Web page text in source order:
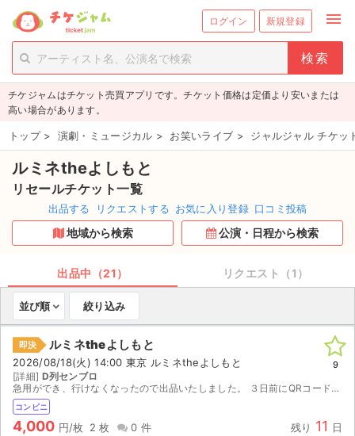
ログイン 新規登録 menu
person_add 新規会員登録
チケットを探す
新着チケット
値下げしたチケット
都道府県からチケットを探す
もうすぐ開催のチケット
チケットのリクエスト一覧
取扱チケット
ライブ・コンサート（国内）
ライブ・コンサート（海外）
イベント
チケジャムはチケット売買アプリです。チケット価格は定価より安いまたは
高い場合があります。
トップ > 演劇・ミュージカル > お笑いライブ > ジャルジャル チケッ
ルミネtheよしもと
リセールチケット一覧
出品する リクエストする お気に入り登録 口コミ投稿
地域から検索 公演・日程から検索
出品中（21） リクエスト（1）
並び順 絞り込み
即決 ルミネtheよしもと
2026/08/18(火) 14:00 東京 ルミネtheよしもと
[詳細] D列センブロ
急用ができ、行けなくなったので出品いたしました。 ３日前にQRコードを送付しますので、自動発券機にて発券してください。 こちら連番のチケットとなります。バラ売り不可です。よろしくお願いいたします。
コンビニ
4,000 円/枚 2 枚 0 件 残り 11 日
9